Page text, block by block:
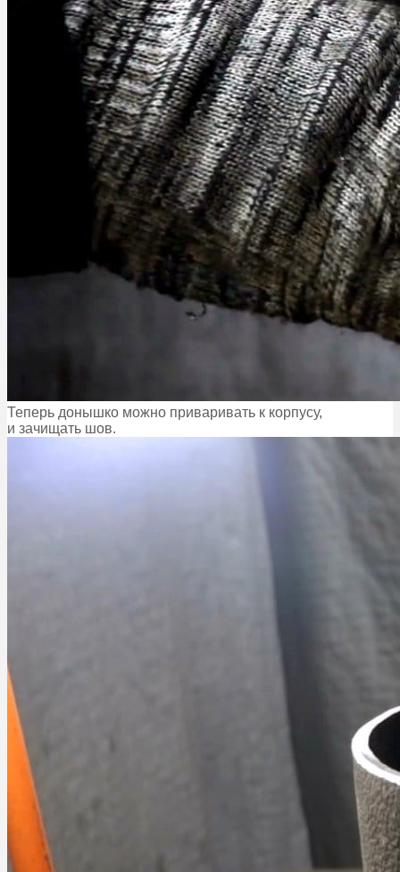
Теперь донышко можно приваривать к корпусу,
и зачищать шов.